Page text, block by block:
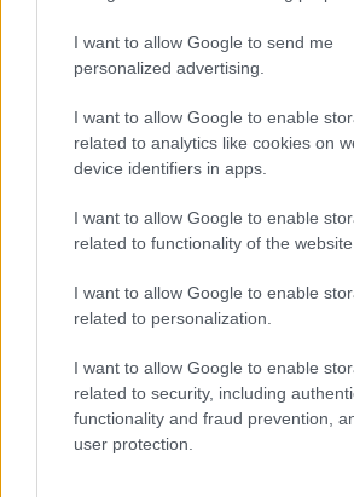
I want to allow Google to send me
personalized advertising.
I want to allow Google to enable
related to analytics like cookies on
device identifiers in apps.
I want to allow Google to enable
related to functionality of the website
I want to allow Google to enable
related to personalization.
I want to allow Google to enable
related to security, including
functionality and fraud prevention,
user protection.
Μητσοτάκης: Θα
σύντομα μέτρα στήριξης για
ευάλωτους – Τι είπε για
οικονομίας το 2024
, 5 Ιουλίου 2023 || Οικονομία